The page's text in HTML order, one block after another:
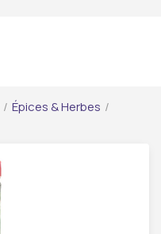
/ Épices & Herbes /